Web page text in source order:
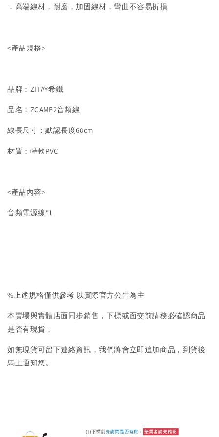
．高端線材，耐磨，加固線材，彎曲不容易折損
<產品規格>
品牌：ZITAY希鐵
品名：ZCAME2音頻線
線長尺寸：默認長度60cm
材質：特軟PVC
<產品內容>
音頻電源線*1
%上述規格僅供參考 以實際官方公告為主
本賣場與實體店面同步銷售，下標或面交前請務必確認商品
是否有現貨，
如無現貨可留下連絡資訊，我們將會立即追加商品，到貨後
馬上通知您。